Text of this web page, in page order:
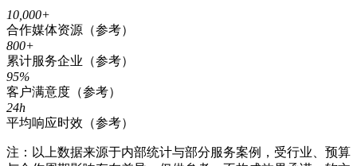
10,000+
合作媒体资源（参考）
800+
累计服务企业（参考）
95%
客户满意度（参考）
24h
平均响应时效（参考）
注：以上数据来源于内部统计与部分服务案例，受行业、预算